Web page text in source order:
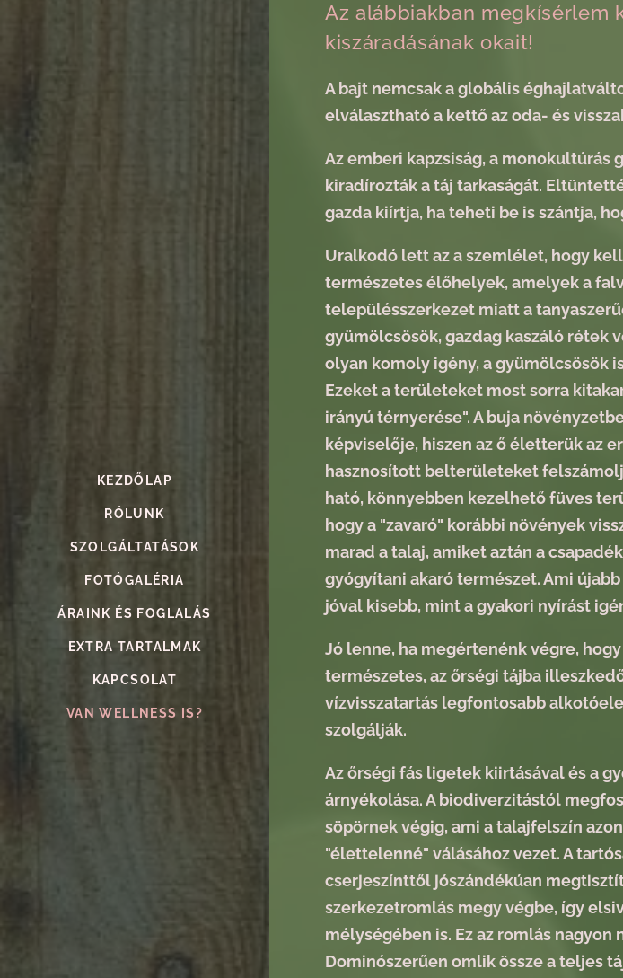
KEZDŐLAP
RÓLUNK
SZOLGÁLTATÁSOK
FOTÓGALÉRIA
ÁRAINK ÉS FOGLALÁS
EXTRA TARTALMAK
KAPCSOLAT
VAN WELLNESS IS?
Az alábbiakban megkísérlem
kiszáradásának okait!
A bajt nemcsak a globális
elválasztható a kettő az oda- és
Az emberi kapzsiság, a monokultúrás
kiradírozták a táj tarkaságát.
gazda kiírtja, ha teheti be is szántja,
Uralkodó lett az a szemlélet, hogy
természetes élőhelyek, amelyek a
településszerkezet miatt a
gyümölcsösök, gazdag kaszáló rétek
olyan komoly igény, a gyümölcsösök
Ezeket a területeket most sorra
irányú térnyerése". A buja
képviselője, hiszen az ő életterük az
hasznosított belterületeket
ható, könnyebben kezelhető füves
hogy a "zavaró" korábbi növények
marad a talaj, amiket aztán a
gyógyítani akaró természet. Ami
jóval kisebb, mint a gyakori nyírást
Jó lenne, ha megértenénk végre,
természetes, az őrségi tájba
vízvisszatartás legfontosabb
szolgálják.
Az őrségi fás ligetek kiirtásával és a
árnyékolása. A biodiverzitástól
söpörnek végig, ami a talajfelszín
"élettelenné" válásához vezet. A
cserjeszínttől jószándékúan
szerkezetromlás megy végbe, így
mélységében is. Ez az romlás
Dominószerűen omlik össze a teljes